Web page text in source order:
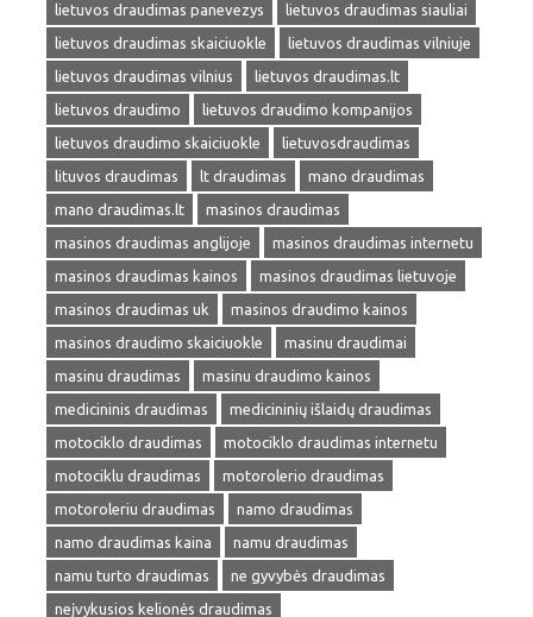
lietuvos draudimas panevezys
lietuvos draudimas siauliai
lietuvos draudimas skaiciuokle
lietuvos draudimas vilniuje
lietuvos draudimas vilnius
lietuvos draudimas.lt
lietuvos draudimo
lietuvos draudimo kompanijos
lietuvos draudimo skaiciuokle
lietuvosdraudimas
lituvos draudimas
lt draudimas
mano draudimas
mano draudimas.lt
masinos draudimas
masinos draudimas anglijoje
masinos draudimas internetu
masinos draudimas kainos
masinos draudimas lietuvoje
masinos draudimas uk
masinos draudimo kainos
masinos draudimo skaiciuokle
masinu draudimai
masinu draudimas
masinu draudimo kainos
medicininis draudimas
medicininių išlaidų draudimas
motociklo draudimas
motociklo draudimas internetu
motociklu draudimas
motorolerio draudimas
motoroleriu draudimas
namo draudimas
namo draudimas kaina
namu draudimas
namu turto draudimas
ne gyvybės draudimas
neįvykusios kelionės draudimas